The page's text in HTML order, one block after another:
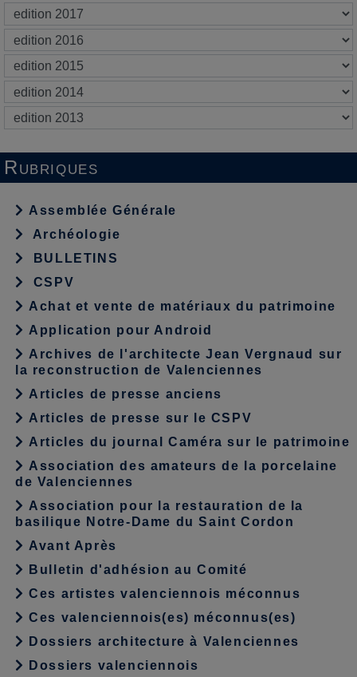
Rubriques
Assemblée Générale
Archéologie
BULLETINS
CSPV
Achat et vente de matériaux du patrimoine
Application pour Android
Archives de l'architecte Jean Vergnaud sur
la reconstruction de Valenciennes
Articles de presse anciens
Articles de presse sur le CSPV
Articles du journal Caméra sur le patrimoine
Association des amateurs de la porcelaine
de Valenciennes
Association pour la restauration de la
basilique Notre-Dame du Saint Cordon
Avant Après
Bulletin d'adhésion au Comité
Ces artistes valenciennois méconnus
Ces valenciennois(es) méconnus(es)
Dossiers architecture à Valenciennes
Dossiers valenciennois